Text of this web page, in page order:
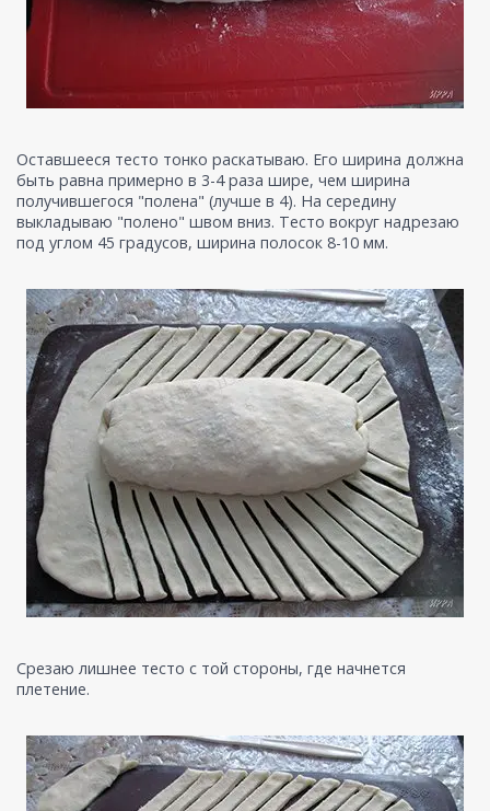
Оставшееся тесто тонко раскатываю. Его ширина должна
быть равна примерно в 3-4 раза шире, чем ширина
получившегося "полена" (лучше в 4). На середину
выкладываю "полено" швом вниз. Тесто вокруг надрезаю
под углом 45 градусов, ширина полосок 8-10 мм.
Срезаю лишнее тесто с той стороны, где начнется
плетение.